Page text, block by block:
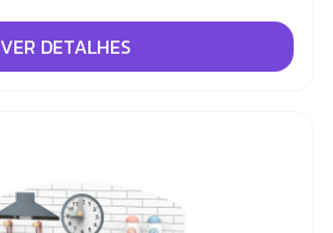
VER DETALHES